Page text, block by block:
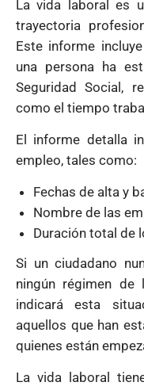
La vida laboral es
trayectoria
Este informe
una persona ha
Seguridad Social,
como el tiempo
El informe detalla
empleo, tales como:
Fechas de alta y
Nombre de las
Duración total de
Si un ciudadano
ningún régimen de
indicará esta
aquellos que han
quienes están
La vida laboral